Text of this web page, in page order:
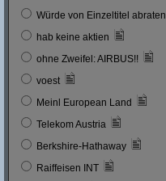
Würde von Einzeltitel abraten
hab keine aktien
ohne Zweifel: AIRBUS!!
voest
Meinl European Land
Telekom Austria
Berkshire-Hathaway
Raiffeisen INT